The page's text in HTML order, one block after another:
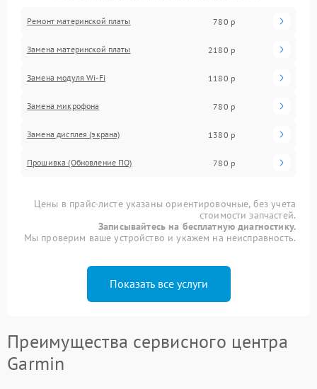
Ремонт материнской платы 780 р
Замена материнской платы 2180 р
Замена модуля Wi-Fi 1180 р
Замена микрофона 780 р
Замена дисплея (экрана) 1380 р
Прошивка (Обновление ПО) 780 р
Цены в прайс-листе указаны ориентировочные, без учета
стоимости запчастей.
Записывайтесь на бесплатную диагностику.
Мы проверим ваше устройство и укажем на неисправность.
Показать все услуги
Преимущества сервисного центра
Garmin